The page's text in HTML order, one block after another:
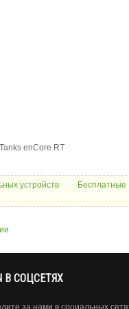
enCore RT
устройств
Бесплатные
В СОЦСЕТЯХ
за нами в социальных